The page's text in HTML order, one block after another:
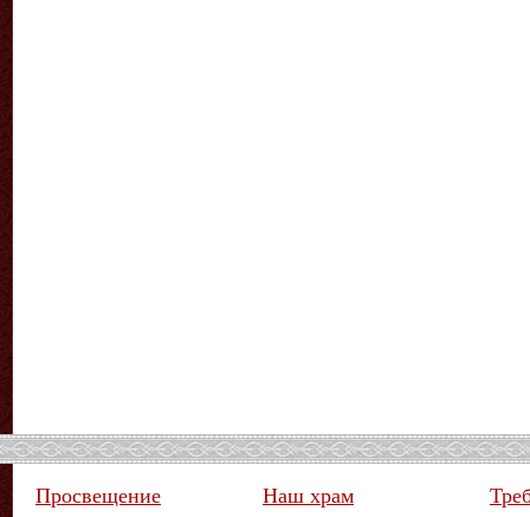
Просвещение Наш храм